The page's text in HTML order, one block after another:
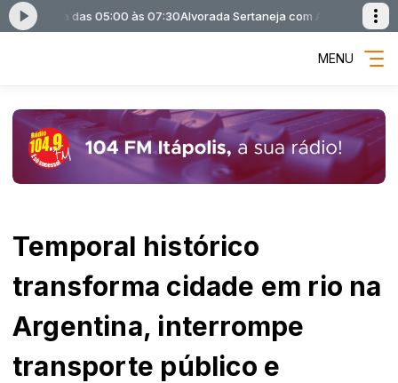
das 05:00 às 07:30Alvorada Sertaneja com Alvorada
MENU
Temporal histórico
transforma cidade em rio na
Argentina, interrompe
transporte público e